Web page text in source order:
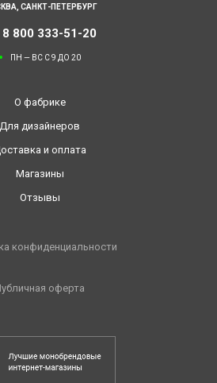
САНКТ-ПЕТЕРБУРГ
8 800 333-51-20
ПН — ВС С 9 ДО 20
О фабрике
Для дизайнеров
и оплата
Магазины
Отзывы
конфиденциальности
оферта